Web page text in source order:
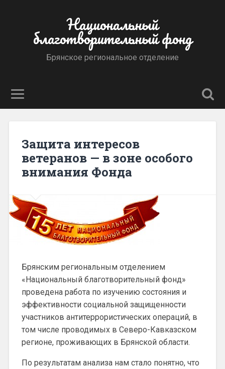
Национальный
благотворительный фонд
Брянское региональное отделение
Защита интересов
ветеранов — в зоне особого
внимания Фонда
Брянским региональным отделением
«Национальный благотворительный фонд»
проведена работа по изучению состояния и
эффективности социальной защищенности
участников антитеррористических операций, в
том числе проводимых в Северо-Кавказском
регионе, проживающих в Брянской области.
По результатам анализа нам стало понятно, что